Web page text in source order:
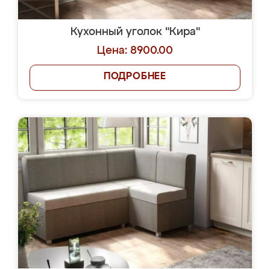
Кухонный уголок "Кира"
Цена: 8900.00
ПОДРОБНЕЕ